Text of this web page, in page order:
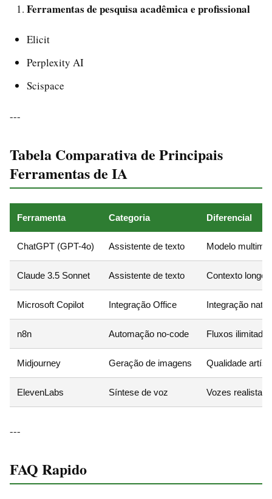
Ferramentas de pesquisa acadêmica e profissional
Elicit
Perplexity AI
Scispace
---
Tabela Comparativa de Principais
Ferramentas de IA
Ferramenta Categoria Diferencial
ChatGPT (GPT-4o) Assistente de texto Modelo
Claude 3.5 Sonnet Assistente de texto Contexto longo
Microsoft Copilot Integração Office Integração
n8n Automação no-code Fluxos
Midjourney Geração de imagens Qualidade
ElevenLabs Síntese de voz Vozes realistas
---
FAQ Rapido